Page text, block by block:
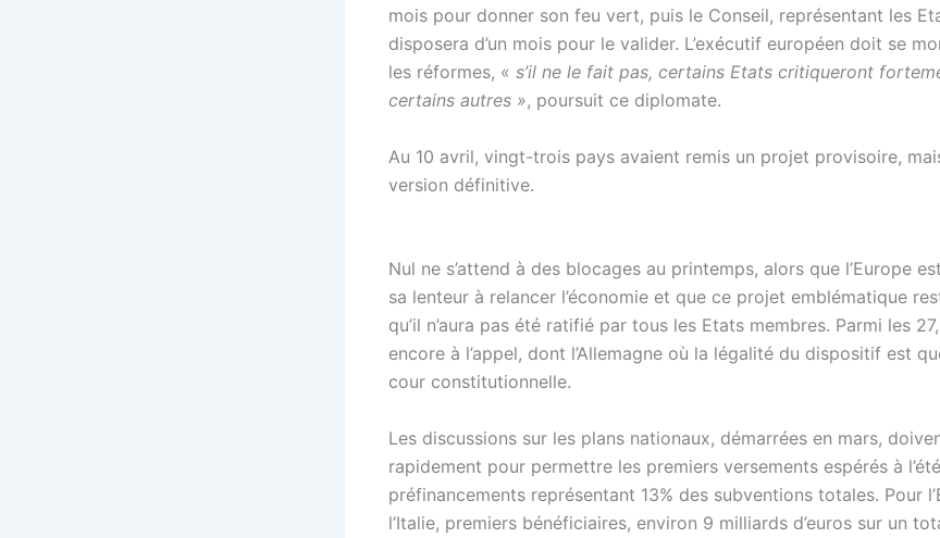
mois pour donner son feu vert, puis le Conseil, représentant les
disposera d’un mois pour le valider. L’exécutif européen doit se
les réformes, « s’il ne le fait pas, certains Etats critiqueront
certains autres », poursuit ce diplomate.
Au 10 avril, vingt-trois pays avaient remis un projet provisoire,
version définitive.
Nul ne s’attend à des blocages au printemps, alors que l’Europe
sa lenteur à relancer l’économie et que ce projet emblématique
qu’il n’aura pas été ratifié par tous les Etats membres. Parmi les
encore à l’appel, dont l’Allemagne où la légalité du dispositif est
cour constitutionnelle.
Les discussions sur les plans nationaux, démarrées en mars,
rapidement pour permettre les premiers versements espérés à
préfinancements représentant 13% des subventions totales. Pour
l’Italie, premiers bénéficiaires, environ 9 milliards d’euros sur un